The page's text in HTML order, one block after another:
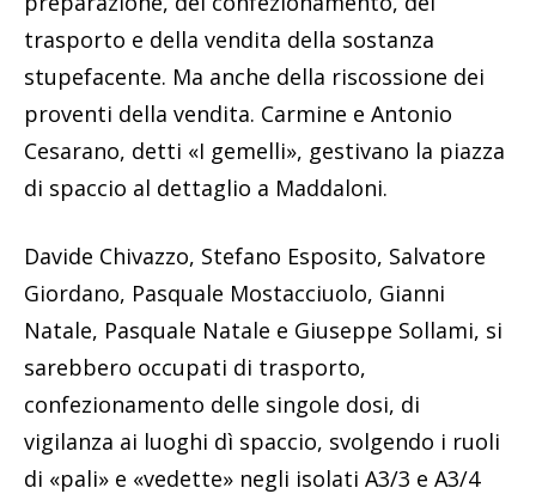
trasporto e della vendita della sostanza
stupefacente. Ma anche della riscossione dei
proventi della vendita. Carmine e Antonio
Cesarano, detti «I gemelli», gestivano la piazza
di spaccio al dettaglio a Maddaloni.
Davide Chivazzo, Stefano Esposito, Salvatore
Giordano, Pasquale Mostacciuolo, Gianni
Natale, Pasquale Natale e Giuseppe Sollami, si
sarebbero occupati di trasporto,
confezionamento delle singole dosi, di
vigilanza ai luoghi dì spaccio, svolgendo i ruoli
di «pali» e «vedette» negli isolati A3/3 e A3/4